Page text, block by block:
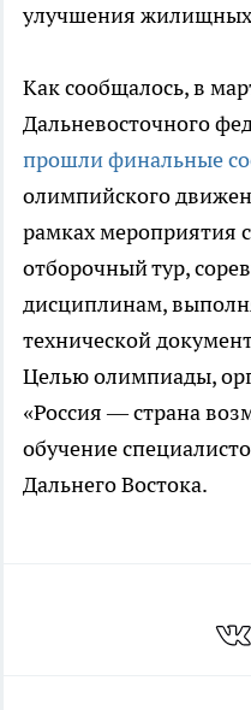
улучшения жилищных
Как сообщалось, в
Дальневосточного
прошли финальные
олимпийского
рамках мероприятия
отборочный тур,
дисциплинам,
технической
Целью олимпиады,
«Россия — страна
обучение
Дальнего Востока.